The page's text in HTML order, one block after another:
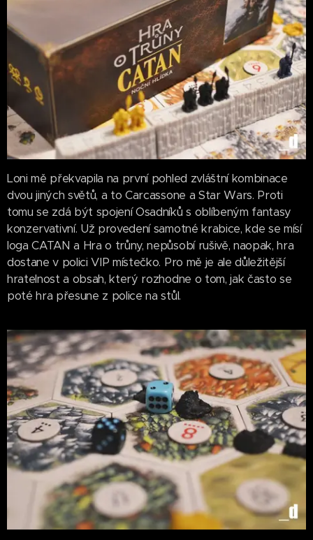
Loni mě překvapila na první pohled zvláštní kombinace
dvou jiných světů, a to Carcassone a Star Wars. Proti
tomu se zdá být spojení Osadníků s oblíbeným fantasy
konzervativní. Už provedení samotné krabice, kde se mísí
loga CATAN a Hra o trůny, nepůsobí rušivě, naopak, hra
dostane v polici VIP místečko. Pro mě je ale důležitější
hratelnost a obsah, který rozhodne o tom, jak často se
poté hra přesune z police na stůl.